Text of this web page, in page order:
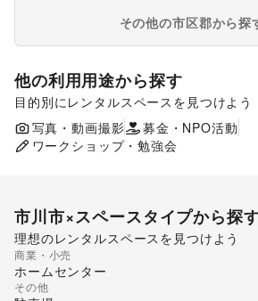
その他の市区郡から探
他の利用用途から探す
目的別にレンタルスペースを見つけよう
食品販売
販促イ
展示会・個展 キッチ
写真・動画撮影
募金・NPO活動
ワークショップ・勉強会
市川市×スペースタイプから探
理想のレンタルスペースを見つけよう
ショッピングモール
商業・小売
ホームセンター
その他